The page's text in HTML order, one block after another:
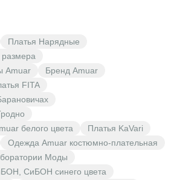
что-то особенное для себя.
Платья Нарядные
Amuar
Бренд Amuar
FITA
белого цвета
Платья KaVari
Одежда Amuar костюмно-плательная
Моды
СиБОН синего цвета